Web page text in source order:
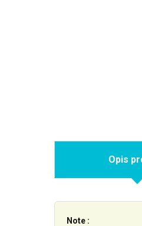
Opis
Note :